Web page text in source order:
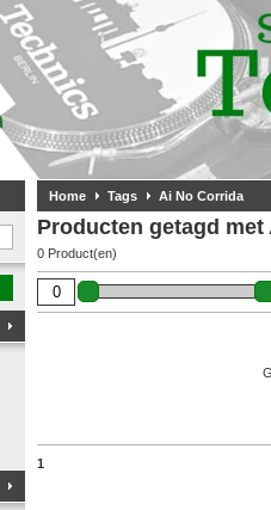
Home Tags Ai No Corrida
Producten getagd met
0 Product(en)
1